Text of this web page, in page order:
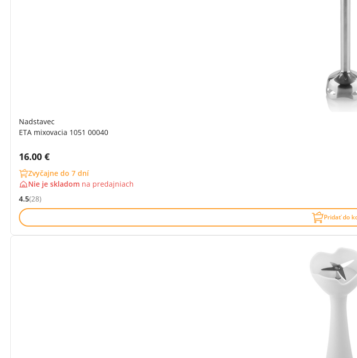
Nadstavec
ETA mixovacia 1051 00040
Cena s DPH:
16.00 €
Zvyčajne do 7 dní
Nie je skladom na predajniach
Hodnocení: 4.5 z 5 (28 recenzí)
4.5(28)
Pridať do